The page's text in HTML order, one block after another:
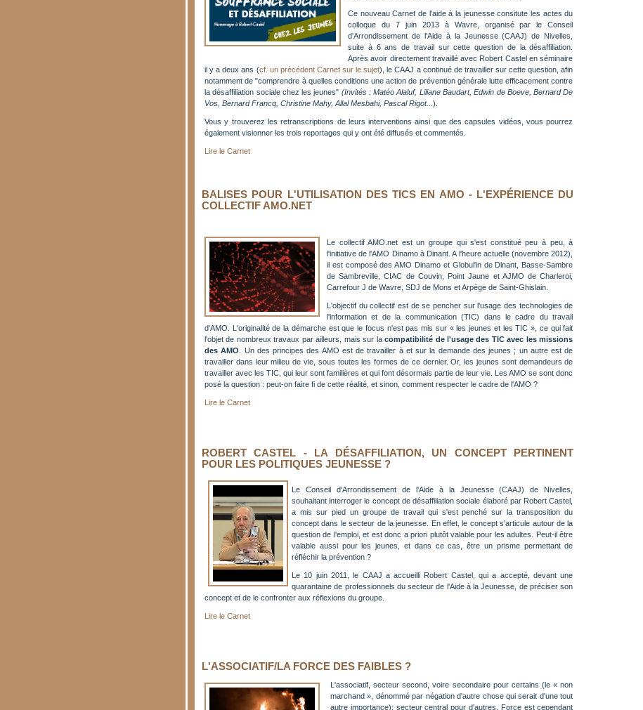
Ce nouveau Carnet de l'aide à la jeunesse consitute les actes du
colloque du 7 juin 2013 à Wavre, organisé par le Conseil
d'Arrondissement de l'Aide à la Jeunesse (CAAJ) de Nivelles,
suite à 6 ans de travail sur cette question de la désaffiliation.
Après avoir directement travaillé avec Robert Castel en séminaire
il y a deux ans (cf. un précédent Carnet sur le sujet), le CAAJ a continué de travailler sur cette question, afin
notamment de "comprendre à quelles conditions une action de prévention générale lutte efficacement contre
la désaffiliation sociale chez les jeunes" (Invités : Matéo Alaluf, Liliane Baudart, Edwin de Boeve, Bernard De
Vos, Bernard Francq, Christine Mahy, Allal Mesbahi, Pascal Rigot... ).
Vous y trouverez les retranscriptions de leurs interventions ainsi que des capsules vidéos, vous pourrez
également visionner les trois reportages qui y ont été diffusés et commentés.
Lire le Carnet
BALISES POUR L'UTILISATION DES TICS EN AMO - L'EXPÉRIENCE DU
COLLECTIF AMO.NET
Le collectif AMO.net est un groupe qui s'est constitué peu à peu, à
l'initiative de l'AMO Dinamo à Dinant. A l'heure actuelle (novembre 2012),
il est composé des AMO Dinamo et Globul'in de Dinant, Basse-Sambre
de Sambreville, CIAC de Couvin, Point Jaune et AJMO de Charleroi,
Carrefour J de Wavre, SDJ de Mons et Arpège de Saint-Ghislain.
L'objectif du collectif est de se pencher sur l'usage des technologies de
l'information et de la communication (TIC) dans le cadre du travail
d'AMO. L'originalité de la démarche est que le focus n'est pas mis sur « les jeunes et les TIC », ce qui fait
l'objet de nombreux travaux par ailleurs, mais sur lacompatibilité de l'usage des TIC avec les missions
des AMO
. Un des principes des AMO est de travailler à et sur la demande des jeunes ; un autre est de
travailler dans leur milieu de vie, sous toutes les formes de ce dernier. Or, les jeunes sont demandeurs de
travailler avec les TIC, qui leur sont familières et qui font désormais partie de leur vie. Les AMO se sont donc
posé la question : peut-on faire fi de cette réalité, et sinon, comment respecter le cadre de l'AMO ?
Lire le Carnet
ROBERT CASTEL - LA DÉSAFFILIATION, UN CONCEPT PERTINENT
POUR LES POLITIQUES JEUNESSE ?
Le Conseil d'Arrondissement de l'Aide à la Jeunesse (CAAJ) de Nivelles,
souhaitant interroger le concept de désaffiliation sociale élaboré par Robert Castel,
a mis sur pied un groupe de travail qui s'est penché sur la transposition du
concept dans le secteur de la jeunesse. En effet, le concept s'articule autour de la
question de l'emploi, et est donc a priori plutôt valable pour les adultes. Peut-il être
valable aussi pour les jeunes, et dans ce cas, être un prisme permettant de
réfléchir la prévention ?
Le 10 juin 2011, le CAAJ a accueilli Robert Castel, qui a accepté, devant une
quarantaine de professionnels du secteur de l'Aide à la Jeunesse, de préciser son
concept et de le confronter aux réflexions du groupe.
Lire le Carnet
L'ASSOCIATIF/LA FORCE DES FAIBLES ?
L'associatif, secteur second, voire secondaire pour certains (le « non
marchand », dénommé par négation d'autre chose qui serait d'une tout
autre importance); secteur central pour d'autres. Force est cependant